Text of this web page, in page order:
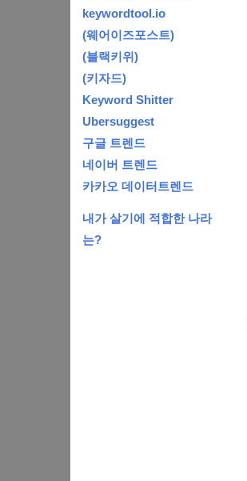
keywordtool.io
(웨어이즈포스트)
(블랙키위)
(키자드)
Keyword Shitter
Ubersuggest
구글 트렌드
네이버 트렌드
카카오 데이터트렌드
내가 살기에 적합한 나라
는?